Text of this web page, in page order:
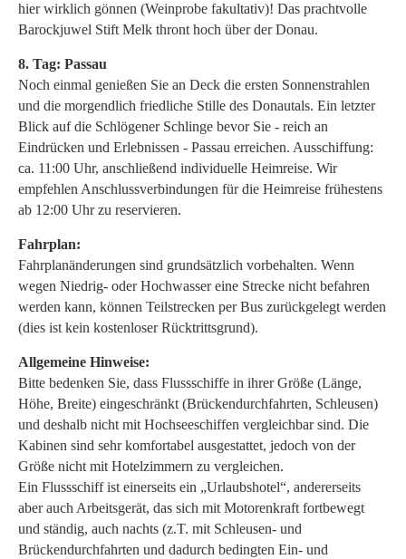
hier wirklich gönnen (Weinprobe fakultativ)! Das prachtvolle
Barockjuwel Stift Melk thront hoch über der Donau.
8. Tag: Passau
Noch einmal genießen Sie an Deck die ersten Sonnenstrahlen
und die morgendlich friedliche Stille des Donautals. Ein letzter
Blick auf die Schlögener Schlinge bevor Sie - reich an
Eindrücken und Erlebnissen - Passau erreichen. Ausschiffung:
ca. 11:00 Uhr, anschließend individuelle Heimreise. Wir
empfehlen Anschlussverbindungen für die Heimreise frühestens
ab 12:00 Uhr zu reservieren.
Fahrplan:
Fahrplanänderungen sind grundsätzlich vorbehalten. Wenn
wegen Niedrig- oder Hochwasser eine Strecke nicht befahren
werden kann, können Teilstrecken per Bus zurückgelegt werden
(dies ist kein kostenloser Rücktrittsgrund).
Allgemeine Hinweise:
Bitte bedenken Sie, dass Flussschiffe in ihrer Größe (Länge,
Höhe, Breite) eingeschränkt (Brückendurchfahrten, Schleusen)
und deshalb nicht mit Hochseeschiffen vergleichbar sind. Die
Kabinen sind sehr komfortabel ausgestattet, jedoch von der
Größe nicht mit Hotelzimmern zu vergleichen.
Ein Flussschiff ist einerseits ein „Urlaubshotel“, andererseits
aber auch Arbeitsgerät, das sich mit Motorenkraft fortbewegt
und ständig, auch nachts (z.T. mit Schleusen- und
Brückendurchfahrten und dadurch bedingten Ein- und